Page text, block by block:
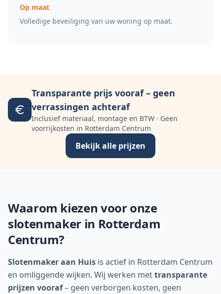
Op maat
Volledige beveiliging van uw woning op maat.
Transparante prijs vooraf – geen
verrassingen achteraf
Inclusief materiaal, montage en BTW · Geen
voorrijkosten in Rotterdam Centrum
Bekijk alle prijzen
Waarom kiezen voor onze
slotenmaker in Rotterdam
Centrum?
Slotenmaker aan Huis is actief in Rotterdam Centrum
en omliggende wijken. Wij werken mettransparante
prijzen vooraf– geen verborgen kosten, geen